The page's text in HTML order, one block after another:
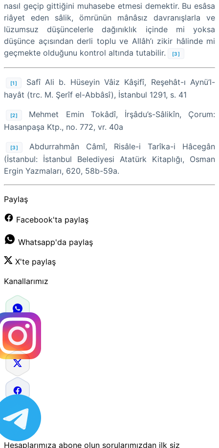
nasıl geçip gittiğini muhasebe etmesi demektir. Bu esâsa
riâyet eden sâlik, ömrünün mânâsız davranışlarla ve
lüzumsuz düşüncelerle dağınıklık içinde mi yoksa
düşünce açısından derli toplu ve Allâh’ı zikir hâlinde mi
geçmekte olduğunu kontrol altında tutabilir.
[3]
[1]
Safî Ali b. Hüseyin Vâiz Kâşifî, Reşehât-ı Aynü’l-
hayât (trc. M. Şerîf el-Abbâsî), İstanbul 1291, s. 41
[2]
Mehmet Emin Tokâdî, İrşâdu’s-Sâlikîn, Çorum:
Hasanpaşa Ktp., no. 772, vr. 40a
[3]
Abdurrahmân Câmî, Risâle-i Tarîka-i Hâcegân
(İstanbul: İstanbul Belediyesi Atatürk Kitaplığı, Osman
Ergin Yazmaları, 620, 58b-59a.
Paylaş
Facebook'ta paylaş
Whatsapp'da paylaş
X'te paylaş
Kanallarımız
Hesaplarımıza abone olun sorularımızdan ilk siz